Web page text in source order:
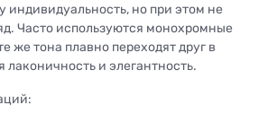
индивидуальность, но при этом не
Часто используются монохромные
же тона плавно переходят друг в
лаконичность и элегантность.